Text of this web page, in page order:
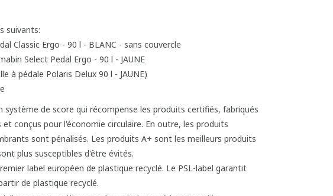
suivants:
Classic Ergo - 90 l - BLANC - sans couvercle
Select Pedal Ergo - 90 l - JAUNE
à pédale Polaris Delux 90 l - JAUNE)